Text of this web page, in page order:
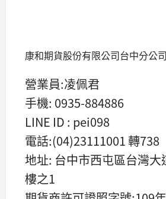
康和期貨股份有限公司台中分公司
營業員:凌佩君
手機: 0935-884886
LINE ID : pei098
電話:(04)23111001 轉738
地址: 台中市西屯區台灣大
樓之1